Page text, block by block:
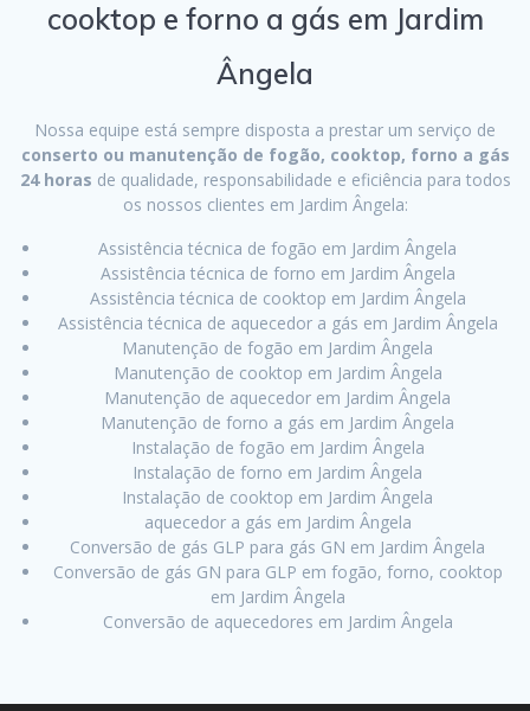
cooktop e forno a gás em Jardim
Ângela
Nossa equipe está sempre disposta a prestar um serviço de
conserto ou manutenção de fogão, cooktop, forno a gás
24 horas de qualidade, responsabilidade e eficiência para todos
os nossos clientes em Jardim Ângela:
Assistência técnica de fogão em Jardim Ângela
Assistência técnica de forno em Jardim Ângela
Assistência técnica de cooktop em Jardim Ângela
Assistência técnica de aquecedor a gás em Jardim Ângela
Manutenção de fogão em Jardim Ângela
Manutenção de cooktop em Jardim Ângela
Manutenção de aquecedor em Jardim Ângela
Manutenção de forno a gás em Jardim Ângela
Instalação de fogão em Jardim Ângela
Instalação de forno em Jardim Ângela
Instalação de cooktop em Jardim Ângela
aquecedor a gás em Jardim Ângela
Conversão de gás GLP para gás GN em Jardim Ângela
Conversão de gás GN para GLP em fogão, forno, cooktop
em Jardim Ângela
Conversão de aquecedores em Jardim Ângela